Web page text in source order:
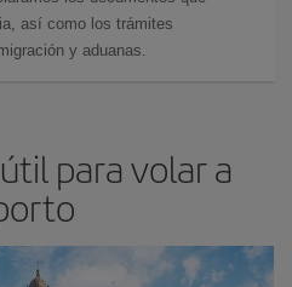
así como los trámites
y aduanas.
para volar a